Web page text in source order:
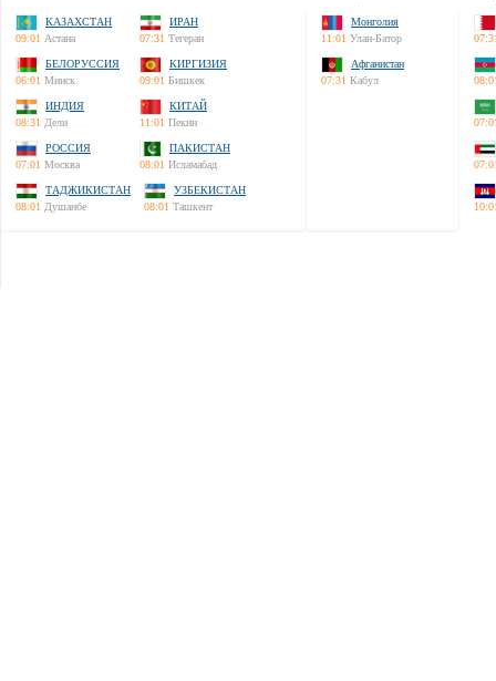
КАЗАХСТАН
09:01 Астана
ИРАН
07:31 Тегеран
БЕЛОРУССИЯ
06:01 Минск
КИРГИЗИЯ
09:01 Бишкек
ИНДИЯ
08:31 Дели
КИТАЙ
11:01 Пекин
РОССИЯ
07:01 Москва
ПАКИСТАН
08:01 Исламабад
ТАДЖИКИСТАН
08:01 Душанбе
УЗБЕКИСТАН
08:01 Ташкент
Монголия
11:01 Улан-Батор
Афганистан
07:31 Кабул